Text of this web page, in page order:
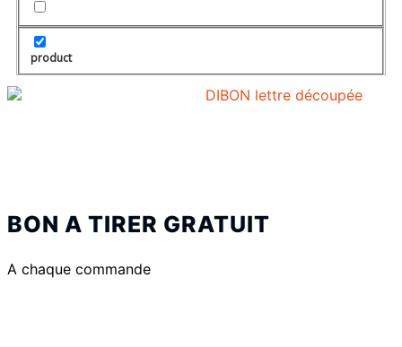
product
BON A TIRER GRATUIT
A chaque commande